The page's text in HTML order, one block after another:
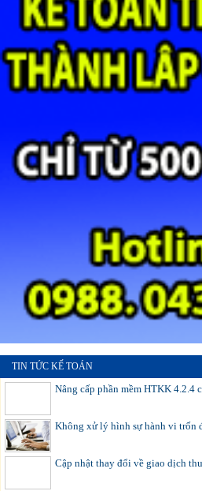
TIN TỨC KẾ TOÁN
Nâng cấp phần mềm HTKK 4.2.4
Không xử lý hình sự hành vi trốn
Cập nhật thay đổi về giao dịch